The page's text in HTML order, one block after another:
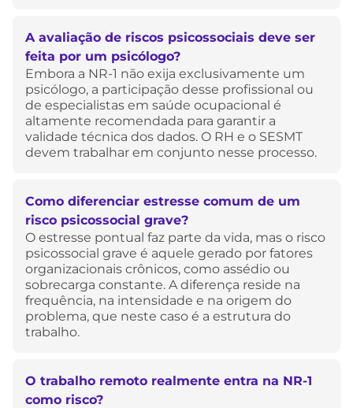
A avaliação de riscos psicossociais deve ser
feita por um psicólogo?
Embora a NR-1 não exija exclusivamente um
psicólogo, a participação desse profissional ou
de especialistas em saúde ocupacional é
altamente recomendada para garantir a
validade técnica dos dados. O RH e o SESMT
devem trabalhar em conjunto nesse processo.
Como diferenciar estresse comum de um
risco psicossocial grave?
O estresse pontual faz parte da vida, mas o risco
psicossocial grave é aquele gerado por fatores
organizacionais crônicos, como assédio ou
sobrecarga constante. A diferença reside na
frequência, na intensidade e na origem do
problema, que neste caso é a estrutura do
trabalho.
O trabalho remoto realmente entra na NR-1
como risco?